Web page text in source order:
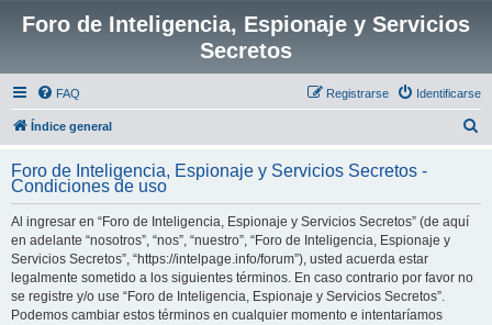
Foro de Inteligencia, Espionaje y Servicios
Secretos
FAQ Identificarse
Registrarse
Índice general
c
Foro de Inteligencia, Espionaje y Servicios Secretos -
Condiciones de uso
Al ingresar en “Foro de Inteligencia, Espionaje y Servicios Secretos” (de aquí
en adelante “nosotros”, “nos”, “nuestro”, “Foro de Inteligencia, Espionaje y
Servicios Secretos”, “https://intelpage.info/forum”), usted acuerda estar
legalmente sometido a los siguientes términos. En caso contrario por favor no
se registre y/o use “Foro de Inteligencia, Espionaje y Servicios Secretos”.
Podemos cambiar estos términos en cualquier momento e intentaríamos